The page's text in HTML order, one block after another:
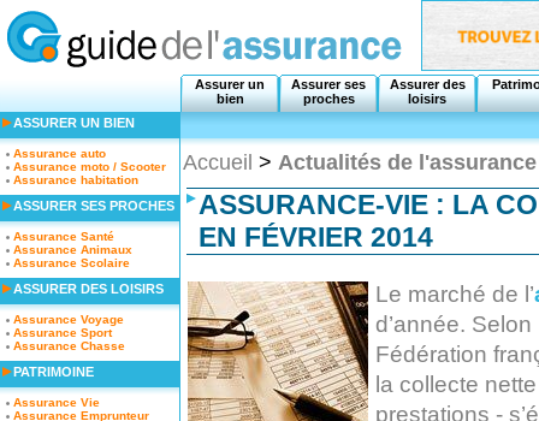
Assurer un
bien
Assurer ses
proches
Assurer des
loisirs
Accueil > Actualités de l'assurance
ASSURANCE-VIE : LA
EN FÉVRIER 2014
Le marché de l’
d’année.
Fédération
la collecte
prestations -
ASSURER UN BIEN
Assurance auto
Assurance moto / Scooter
Assurance habitation
ASSURER SES PROCHES
Assurance Santé
Assurance Animaux
Assurance Scolaire
ASSURER DES LOISIRS
Assurance Voyage
Assurance Sport
Assurance Chasse
PATRIMOINE
Assurance Vie
Assurance Emprunteur